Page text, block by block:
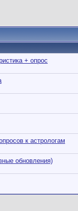
+ опрос
к астрологам
обновления)